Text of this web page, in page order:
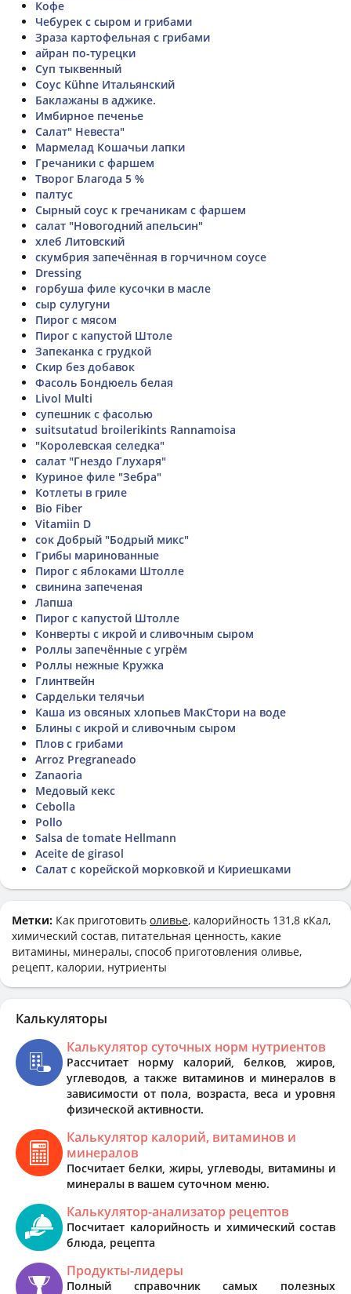
Кофе
Чебурек с сыром и грибами
Зраза картофельная с грибами
айран по-турецки
Суп тыквенный
Соус Kühne Итальянский
Баклажаны в аджике.
Имбирное печенье
Салат" Невеста"
Мармелад Кошачьи лапки
Гречаники с фаршем
Творог Благода 5 %
палтус
Сырный соус к гречаникам с фаршем
салат "Новогодний апельсин"
хлеб Литовский
скумбрия запечённая в горчичном соусе
Dressing
горбуша филе кусочки в масле
сыр сулугуни
Пирог с мясом
Пирог с капустой Штоле
Запеканка с грудкой
Скир без добавок
Фасоль Бондюель белая
Livol Multi
супешник с фасолью
suitsutatud broilerikints Rannamoisa
"Королевская селедка"
салат "Гнездо Глухаря"
Куриное филе "Зебра"
Котлеты в гриле
Bio Fiber
Vitamiin D
сок Добрый "Бодрый микс"
Грибы маринованные
Пирог с яблоками Штолле
свинина запеченая
Лапша
Пирог с капустой Штолле
Конверты с икрой и сливочным сыром
Роллы запечённые с угрём
Роллы нежные Кружка
Глинтвейн
Сардельки телячьи
Каша из овсяных хлопьев МакСтори на воде
Блины с икрой и сливочным сыром
Плов с грибами
Arroz Pregraneado
Zanaoria
Медовый кекс
Cebolla
Pollo
Salsa de tomate Hellmann
Aceite de girasol
Салат с корейской морковкой и Кириешками
Метки: Как приготовить оливье, калорийность 131,8 кКал,
химический состав, питательная ценность, какие
витамины, минералы, способ приготовления оливье,
рецепт, калории, нутриенты
Калькуляторы
Калькулятор суточных норм нутриентов
Рассчитает норму калорий, белков, жиров,
углеводов, а также витаминов и минералов в
зависимости от пола, возраста, веса и уровня
физической активности.
Калькулятор калорий, витаминов и
минералов
Посчитает белки, жиры, углеводы, витамины и
минералы в вашем суточном меню.
Калькулятор-анализатор рецептов
Посчитает калорийность и химический состав
блюда, рецепта
Продукты-лидеры
Полный справочник самых полезных